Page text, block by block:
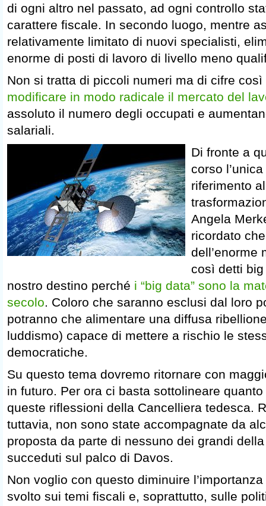
di ogni altro nel passato, ad ogni controllo
carattere fiscale. In secondo luogo, mentre
relativamente limitato di nuovi specialisti,
enorme di posti di lavoro di livello meno
Non si tratta di piccoli numeri ma di cifre
modificare in modo radicale il mercato del
assoluto il numero degli occupati e
salariali.
Di fronte a
corso
riferimento
Angela
ricordato
dell’enorme
così detti
nostro destino perché i “big data” sono la
secolo. Coloro che saranno esclusi dal loro
potranno che alimentare una diffusa
luddismo) capace di mettere a rischio le
democratiche.
Su questo tema dovremo ritornare con
in futuro. Per ora ci basta sottolineare
queste riflessioni della Cancelliera tedesca.
tuttavia, non sono state accompagnate da
proposta da parte di nessuno dei grandi
succeduti sul palco di Davos.
Non voglio con questo diminuire
svolto sui temi fiscali e, soprattutto, sulle